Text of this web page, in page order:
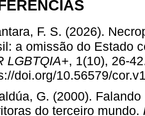
F. S. (2026).
a omissão do Estado
LGBTQIA+, 1(10), 26-
doi.org/10.56579/
G. (2000).
do terceiro mundo.